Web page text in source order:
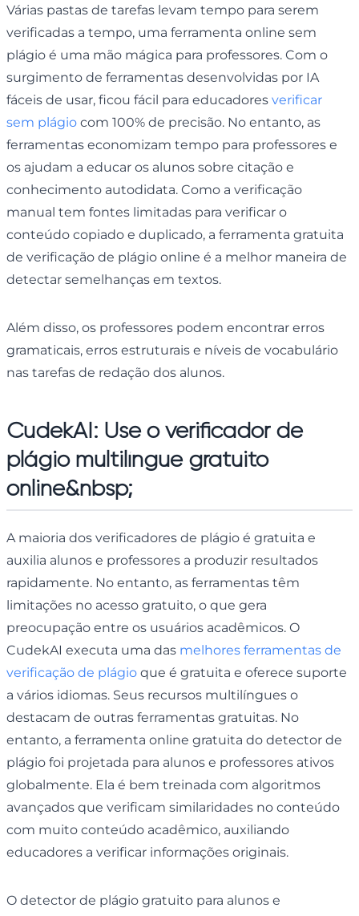
Várias pastas de tarefas levam tempo para serem
verificadas a tempo, uma ferramenta online sem
plágio é uma mão mágica para professores. Com o
surgimento de ferramentas desenvolvidas por IA
fáceis de usar, ficou fácil para educadores verificar
sem plágio com 100% de precisão. No entanto, as
ferramentas economizam tempo para professores e
os ajudam a educar os alunos sobre citação e
conhecimento autodidata. Como a verificação
manual tem fontes limitadas para verificar o
conteúdo copiado e duplicado, a ferramenta gratuita
de verificação de plágio online é a melhor maneira de
detectar semelhanças em textos.
Além disso, os professores podem encontrar erros
gramaticais, erros estruturais e níveis de vocabulário
nas tarefas de redação dos alunos.
CudekAI: Use o verificador de
plágio multilíngue gratuito
online&nbsp;
A maioria dos verificadores de plágio é gratuita e
auxilia alunos e professores a produzir resultados
rapidamente. No entanto, as ferramentas têm
limitações no acesso gratuito, o que gera
preocupação entre os usuários acadêmicos. O
CudekAI executa uma das melhores ferramentas de
verificação de plágio que é gratuita e oferece suporte
a vários idiomas. Seus recursos multilíngues o
destacam de outras ferramentas gratuitas. No
entanto, a ferramenta online gratuita do detector de
plágio foi projetada para alunos e professores ativos
globalmente. Ela é bem treinada com algoritmos
avançados que verificam similaridades no conteúdo
com muito conteúdo acadêmico, auxiliando
educadores a verificar informações originais.
O detector de plágio gratuito para alunos e